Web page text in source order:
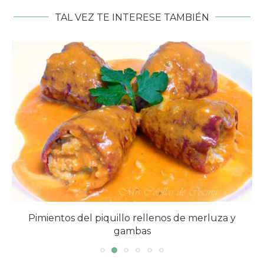
TAL VEZ TE INTERESE TAMBIÉN
Pimientos del piquillo rellenos de merluza y
gambas